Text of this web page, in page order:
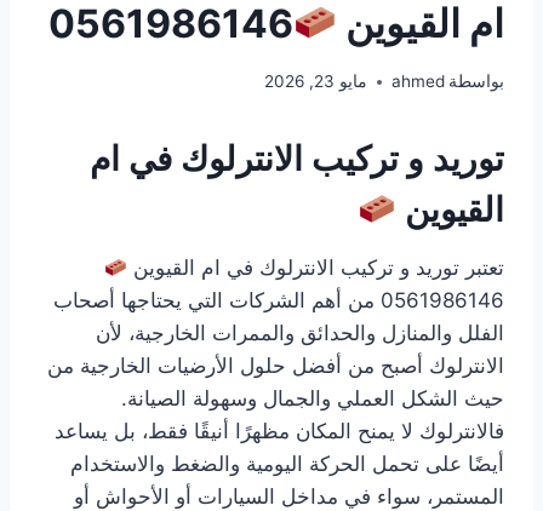
ام القيوين
0561986146
بواسطة ahmed مايو 23, 2026
توريد و تركيب الانترلوك في ام
القيوين
تعتبر توريد و تركيب الانترلوك في ام القيوين
0561986146 من أهم الشركات التي يحتاجها أصحاب
الفلل والمنازل والحدائق والممرات الخارجية، لأن
الانترلوك أصبح من أفضل حلول الأرضيات الخارجية من
حيث الشكل العملي والجمال وسهولة الصيانة.
فالانترلوك لا يمنح المكان مظهرًا أنيقًا فقط، بل يساعد
أيضًا على تحمل الحركة اليومية والضغط والاستخدام
المستمر، سواء في مداخل السيارات أو الأحواش أو